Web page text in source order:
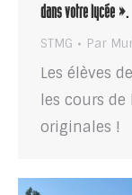
dans votre lycée ».
STMG Par
Les élèves
les cours de
originales !